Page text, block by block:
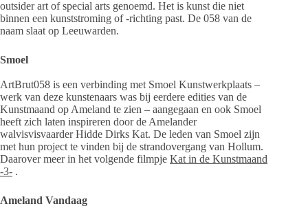
outsider art of special arts genoemd. Het is kunst die niet
binnen een kunststroming of -richting past. De 058 van de
naam slaat op Leeuwarden.
Smoel
ArtBrut058 is een verbinding met Smoel Kunstwerkplaats –
werk van deze kunstenaars was bij eerdere edities van de
Kunstmaand op Ameland te zien – aangegaan en ook Smoel
heeft zich laten inspireren door de Amelander
walvisvisvaarder Hidde Dirks Kat. De leden van Smoel zijn
met hun project te vinden bij de strandovergang van Hollum.
Daarover meer in het volgende filmpje Kat in de Kunstmaand
-3- .
Ameland Vandaag